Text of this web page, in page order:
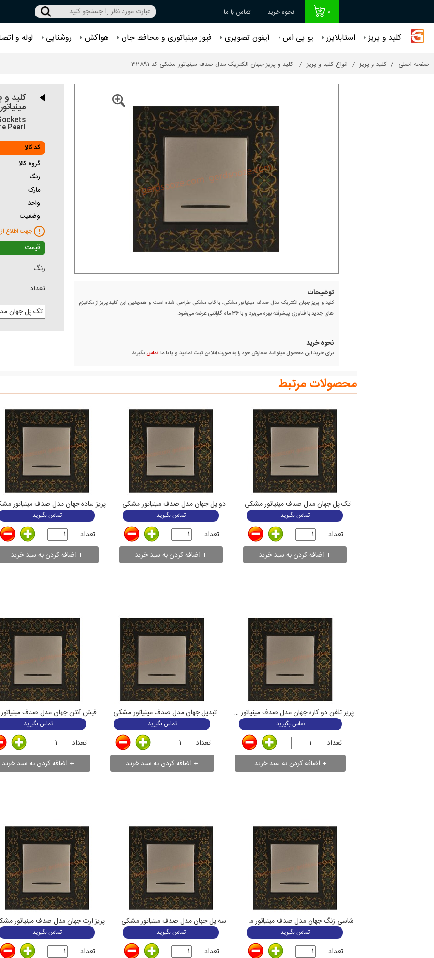
0 نحوه خرید تماس با ما
کلید و پریز استابلایزر یو پی اس آیفون تصویری فیوز مینیاتوری و محافظ جان هواکش روشنایی لوله و
صفحه اصلی کلید و پریز انواع کلید و پریز کلید و پریز جهان الکتریک مدل صدف مینیاتور مشکی کد 33891
توضیحات
کلید و پریز جهان الکتریک مدل صدف مینیاتور مشکی، با قاب مشکی طراحی شده است و همچنین این کلید پریز از مکانیزم‌
های جدید با فناوری پیشرفته بهره می‌برد و با 36 ماه گارانتی عرضه می‌شود.
نحوه خرید
برای خرید این محصول میتوانید سفارش خود را به صورت آنلاین ثبت نمایید و یا با ما تماسبگیرید
کلید
Pearl
کد کالا
گروه کالا
رنگ
مارک
واحد
وضعیت
جهت اطلاع
قیمت
رنگ
تعداد
محصولات مرتبط
تک پل جهان مدل صدف مینیاتور مشکی
تماس بگیرید
تعداد
دو پل جهان مدل صدف مینیاتور مشکی
تماس بگیرید
تعداد
تماس بگیرید
تعداد
پریز تلفن دو کاره جهان مدل صدف مینیاتور مشکی
تماس بگیرید
تعداد
تبدیل جهان مدل صدف مینیاتور مشکی
تماس بگیرید
تعداد
تماس بگیرید
تعداد
شاسی زنگ جهان مدل صدف مینیاتور مشکی
تماس بگیرید
تعداد
سه پل جهان مدل صدف مینیاتور مشکی
تماس بگیرید
تعداد
پریز ارت جهان مدل صدف مینیاتور
تماس بگیرید
تعداد